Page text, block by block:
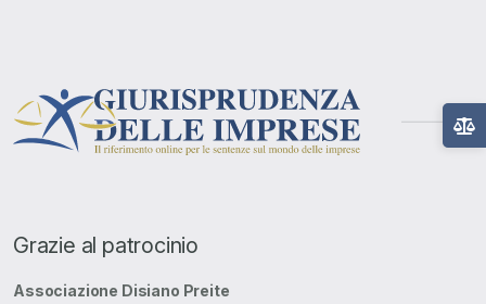
Grazie al patrocinio
Associazione Disiano Preite